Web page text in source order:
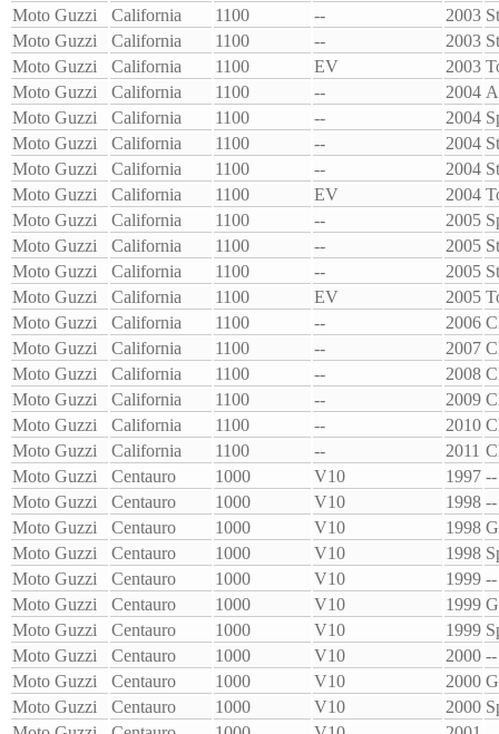
Moto Guzzi
California 1100 -- 2003
Moto Guzzi
California 1100 -- 2003
Moto Guzzi
California 1100 EV 2003
Moto Guzzi
California 1100 -- 2004
Moto Guzzi
California 1100 -- 2004
Moto Guzzi
California 1100 -- 2004
Moto Guzzi
California 1100 -- 2004
Moto Guzzi
California 1100 EV 2004
Moto Guzzi
California 1100 -- 2005
Moto Guzzi
California 1100 -- 2005
Moto Guzzi
California 1100 -- 2005
Moto Guzzi
California 1100 EV 2005
Moto Guzzi
California 1100 -- 2006
Moto Guzzi
California 1100 -- 2007
Moto Guzzi
California 1100 -- 2008
Moto Guzzi
California 1100 -- 2009
Moto Guzzi
California 1100 -- 2010
Moto Guzzi
California 1100 -- 2011
Moto Guzzi
Centauro 1000 V10 1997 --
Moto Guzzi
Centauro 1000 V10 1998 --
Moto Guzzi
Centauro 1000 V10 1998
Moto Guzzi
Centauro 1000 V10 1998
Moto Guzzi
Centauro 1000 V10 1999 --
Moto Guzzi
Centauro 1000 V10 1999
Moto Guzzi
Centauro 1000 V10 1999
Moto Guzzi
Centauro 1000 V10 2000 --
Moto Guzzi
Centauro 1000 V10 2000
Moto Guzzi
Centauro 1000 V10 2000